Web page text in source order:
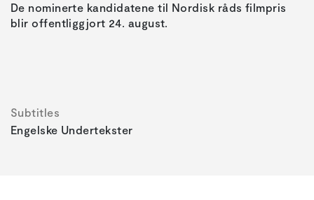
De nominerte kandidatene til Nordisk råds filmpris
blir offentliggjort 24. august.
Subtitles
Engelske Undertekster